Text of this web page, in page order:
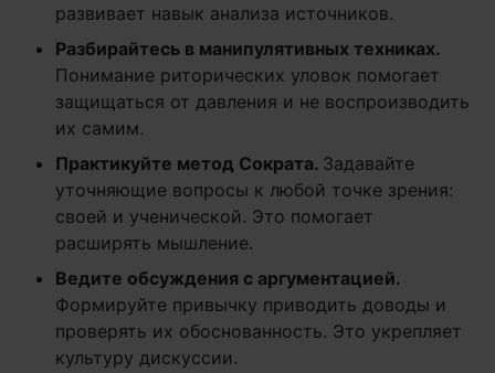
развивает навык анализа источников.
Разбирайтесь в манипулятивных техниках.
Понимание риторических уловок помогает
защищаться от давления и не воспроизводить
их самим.
Практикуйте метод Сократа. Задавайте
уточняющие вопросы к любой точке зрения:
своей и ученической. Это помогает
расширять мышление.
Ведите обсуждения с аргументацией.
Формируйте привычку приводить доводы и
проверять их обоснованность. Это укрепляет
культуру дискуссии.